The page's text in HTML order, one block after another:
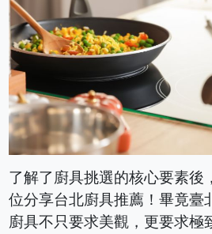
了解了廚具挑選的核心要素後
位分享台北廚具推薦！畢竟臺
廚具不只要求美觀，更要求極